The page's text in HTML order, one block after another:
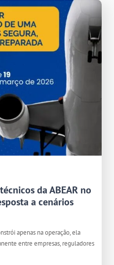
da ABEAR no
a cenários
apenas na operação, ela
entre empresas, reguladores